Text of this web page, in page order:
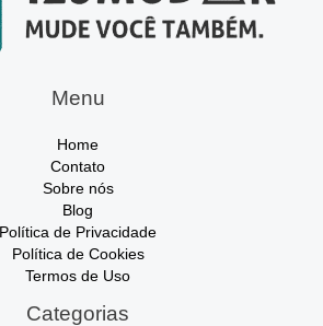
Menu
Home
Contato
Sobre nós
Blog
Política de Privacidade
Política de Cookies
Termos de Uso
Categorias